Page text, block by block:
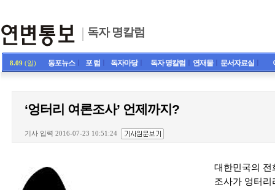
독자 명칼럼
8.09 (일) 동포뉴스ㅣ 포 럼 독자마당ㅣ 독자 명칼럼 연재물ㅣ 문서자료실
‘엉터리 여론조사’ 언제까지?
기사 입력 2016-07-23 10:51:24
대한민국의 전
조사가 엉터리